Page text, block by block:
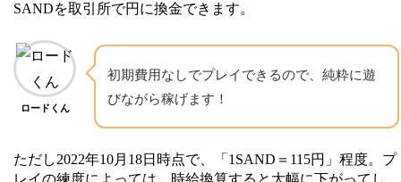
SANDを取引所で円に換金できます。
ロードくん
初期費用なしでプレイできるので、純粋に遊
びながら稼げます！
ただし2022年10月18日時点で、「1SAND＝115円」程度。プ
レイの練度によっては、時給換算すると大幅に下がってし